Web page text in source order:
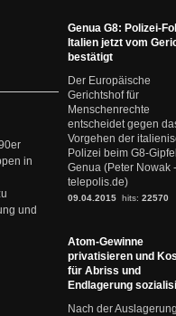
in
und
Genua G8: Polizei-
Italien jetzt vom
bestätigt
Der Europäische
Gerichtshof für
Menschenrechte
entscheidet gegen
Vorgehen der
Polizei beim G8-
Genua (Peter Nowak -
telepolis.de)
09.04.2015 hits: 22570
Atom-Gewinne
privatisieren und
für Abriss und
Endlagerung
Nach der